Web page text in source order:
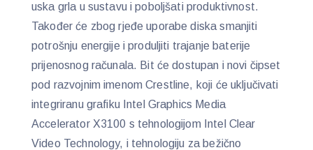
uska grla u sustavu i poboljšati produktivnost.
Također će zbog rjeđe uporabe diska smanjiti
potrošnju energije i produljiti trajanje baterije
prijenosnog računala. Bit će dostupan i novi čipset
pod razvojnim imenom Crestline, koji će uključivati
integriranu grafiku Intel Graphics Media
Accelerator X3100 s tehnologijom Intel Clear
Video Technology, i tehnologiju za bežično